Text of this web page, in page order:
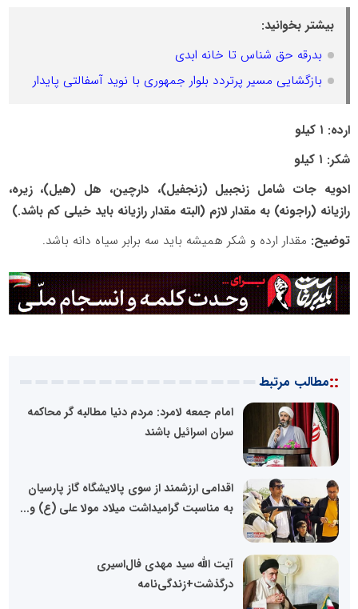
بیشتر بخوانید:
بدرقه حق شناس تا خانه ابدی
بازگشایی مسیر پرتردد بلوار جمهوری با نوید آسفالتی پایدار
ارده: ۱ کیلو
شکر: ۱ کیلو
ادویه جات شامل زنجبیل (زنجفیل)، دارچین، هل (هیل)، زیره،
رازیانه (راجونه) به مقدار لازم (البته مقدار رازیانه باید خیلی کم باشد.)
توضیح: مقدار ارده و شکر همیشه باید سه برابر سیاه دانه باشد.
::مطالب مرتبط
امام جمعه لامرد: مردم دنیا مطالبه گر محاکمه
سران اسرائیل باشند
اقدامی ارزشمند از سوی پالایشگاه گاز پارسیان
به مناسبت گرامیداشت میلاد مولا علی (ع) و...
آیت الله سید مهدی فال‌اسیری
درگذشت+زندگی‌نامه